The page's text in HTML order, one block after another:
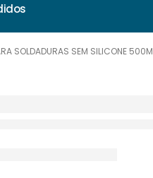
SOLDADURAS SEM SILICONE